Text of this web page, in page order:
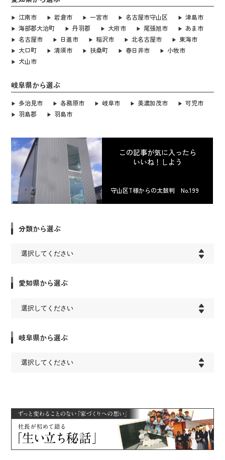
江南市 岩倉市 一宮市 名古屋市守山区
津島市
海部郡大治町
丹羽郡 大府市 尾張旭市
あま市
名古屋市
日進市 稲沢市 北名古屋市
東海市
大口町
清須市 扶桑町 春日井市
小牧市
犬山市
岐阜県から選ぶ
多治見市 各務原市 岐阜市 美濃加茂市
可児市
羽島郡
羽島市
この記事が気に入ったら
いいね！しよう
守山区T様からの太鼓判 No.199
分類から選ぶ
愛知県から選ぶ
岐阜県から選ぶ